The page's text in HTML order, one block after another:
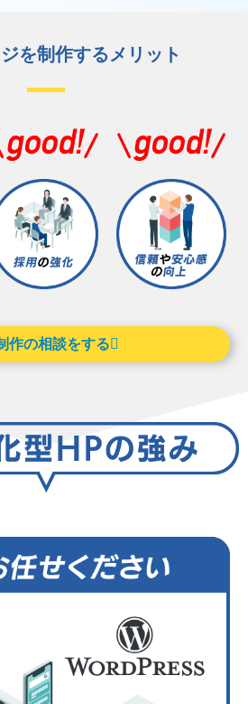
を制作するメリット
作の相談をする